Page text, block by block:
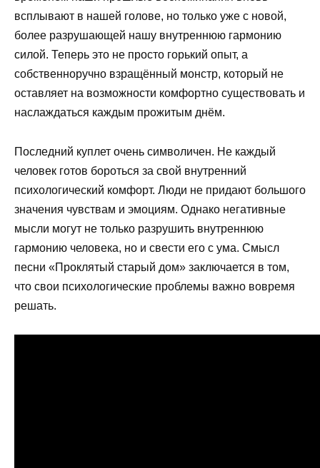
всплывают в нашей голове, но только уже с новой,
более разрушающей нашу внутреннюю гармонию
силой. Теперь это не просто горький опыт, а
собственноручно взращённый монстр, который не
оставляет на возможности комфортно существовать и
наслаждаться каждым прожитым днём.
Последний куплет очень символичен. Не каждый
человек готов бороться за свой внутренний
психологический комфорт. Люди не придают большого
значения чувствам и эмоциям. Однако негативные
мысли могут не только разрушить внутреннюю
гармонию человека, но и свести его с ума. Смысл
песни «Проклятый старый дом» заключается в том,
что свои психологические проблемы важно вовремя
решать.